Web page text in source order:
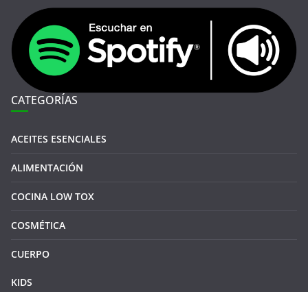
CATEGORÍAS
ACEITES ESENCIALES
ALIMENTACIÓN
COCINA LOW TOX
COSMÉTICA
CUERPO
KIDS